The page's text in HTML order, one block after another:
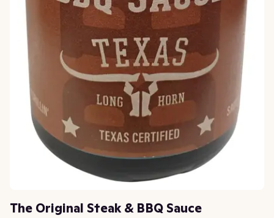
The Original Steak & BBQ Sauce